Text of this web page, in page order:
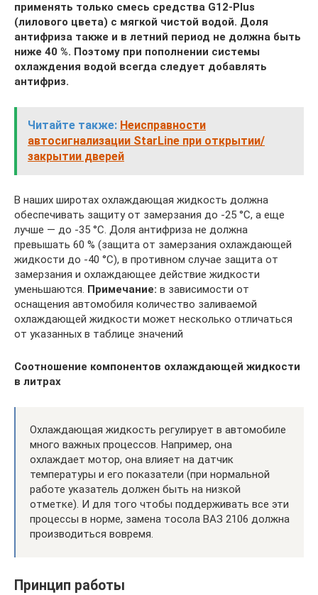
применять только смесь средства G12-Plus
(лилового цвета) с мягкой чистой водой. Доля
антифриза также и в летний период не должна быть
ниже 40 %. Поэтому при пополнении системы
охлаждения водой всегда следует добавлять
антифриз.
Читайте также: Неисправности
автосигнализации StarLine при открытии/
закрытии дверей
В наших широтах охлаждающая жидкость должна
обеспечивать защиту от замерзания до -25 °С, а еще
лучше — до -35 °С. Доля антифриза не должна
превышать 60 % (защита от замерзания охлаждающей
жидкости до -40 °С), в противном случае защита от
замерзания и охлаждающее действие жидкости
уменьшаются. Примечание: в зависимости от
оснащения автомобиля количество заливаемой
охлаждающей жидкости может несколько отличаться
от указанных в таблице значений
Соотношение компонентов охлаждающей жидкости
в литрах
Охлаждающая жидкость регулирует в автомобиле
много важных процессов. Например, она
охлаждает мотор, она влияет на датчик
температуры и его показатели (при нормальной
работе указатель должен быть на низкой
отметке). И для того чтобы поддерживать все эти
процессы в норме, замена тосола ВАЗ 2106 должна
производиться вовремя.
Принцип работы